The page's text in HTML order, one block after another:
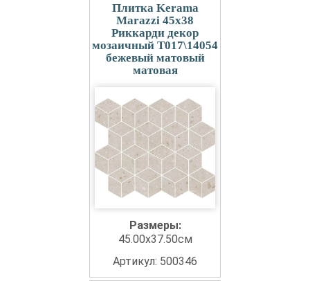
Плитка Kerama
Marazzi 45x38
Риккарди декор
мозаичный T017\14054
бежевый матовый
матовая
Размеры:
45.00x37.50см
Артикул: 500346